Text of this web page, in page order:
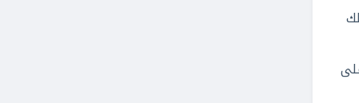
المتجر على